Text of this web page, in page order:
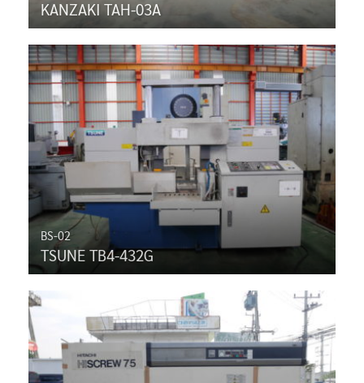
KANZAKI TAH-03A
BS-02
TSUNE TB4-432G